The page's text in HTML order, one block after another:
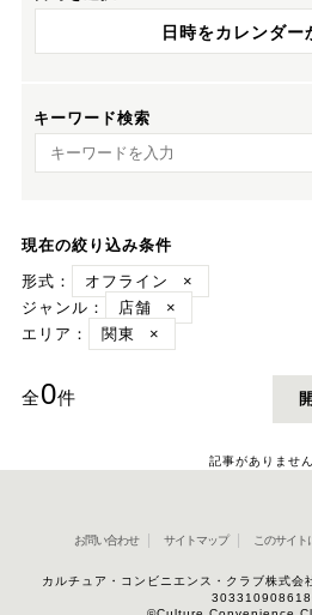
日時をカレンダー
キーワード検索
キーワード検索
現在の絞り込み条件
形式：
オフライン
×
ジャンル：
店舗
×
エリア：
関東 ×
全0件
記事がありません
お問い合わせ サイトマップ このサイト
カルチュア・コンビニエンス・クラブ株式
303310908618